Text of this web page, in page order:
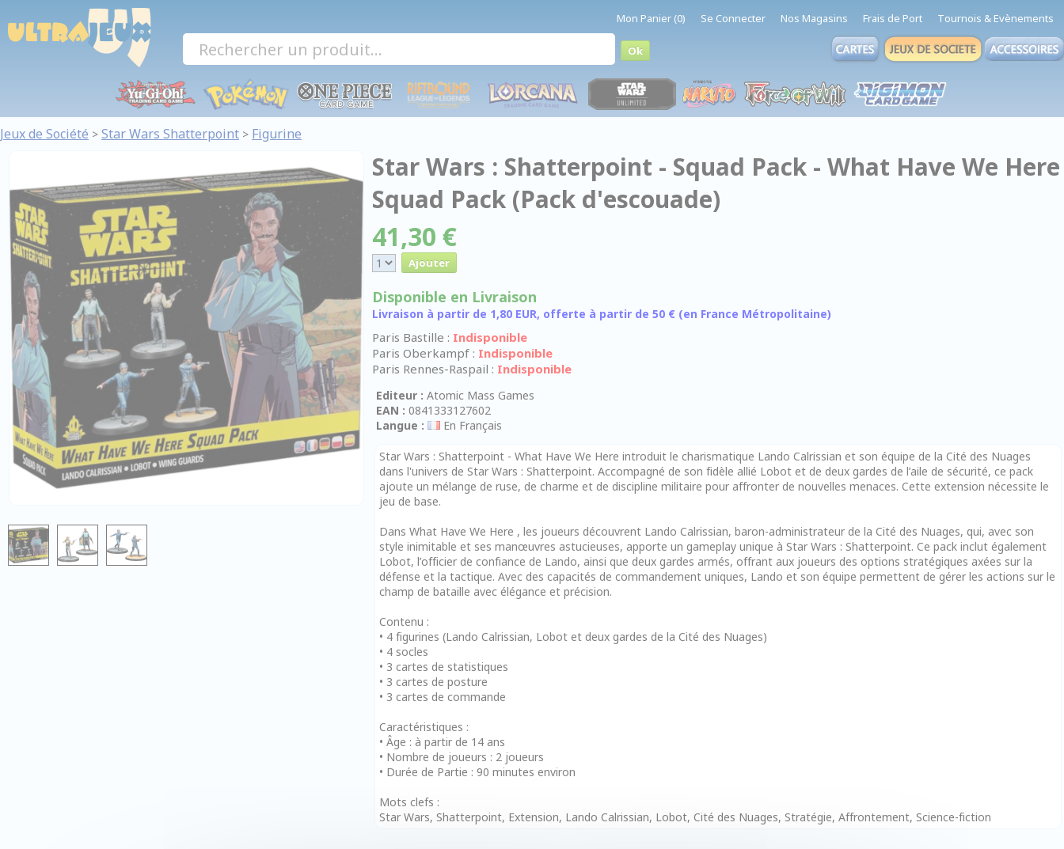
Mon Panier (0) Se Connecter Nos Magasins Frais de Port Tournois & Evènements
Jeux de Société > Star Wars Shatterpoint > Figurine
Star Wars : Shatterpoint - Squad Pack - What Have We Here
Squad Pack (Pack d'escouade)
41,30 €
Disponible en Livraison
Livraison à partir de 1,80 EUR, offerte à partir de 50 € (en France Métropolitaine)
Paris Bastille : Indisponible
Paris Oberkampf : Indisponible
Paris Rennes-Raspail : Indisponible
Editeur : Atomic Mass Games
EAN : 0841333127602
Langue :
En Français
Star Wars : Shatterpoint - What Have We Here introduit le charismatique Lando Calrissian et son équipe de la Cité des Nuages
dans l'univers de Star Wars : Shatterpoint. Accompagné de son fidèle allié Lobot et de deux gardes de l’aile de sécurité, ce pack
ajoute un mélange de ruse, de charme et de discipline militaire pour affronter de nouvelles menaces. Cette extension nécessite le
jeu de base.
Dans What Have We Here , les joueurs découvrent Lando Calrissian, baron-administrateur de la Cité des Nuages, qui, avec son
style inimitable et ses manœuvres astucieuses, apporte un gameplay unique à Star Wars : Shatterpoint. Ce pack inclut également
Lobot, l’officier de confiance de Lando, ainsi que deux gardes armés, offrant aux joueurs des options stratégiques axées sur la
défense et la tactique. Avec des capacités de commandement uniques, Lando et son équipe permettent de gérer les actions sur le
champ de bataille avec élégance et précision.
Contenu :
• 4 figurines (Lando Calrissian, Lobot et deux gardes de la Cité des Nuages)
• 4 socles
• 3 cartes de statistiques
• 3 cartes de posture
• 3 cartes de commande
Caractéristiques :
• Âge : à partir de 14 ans
• Nombre de joueurs : 2 joueurs
• Durée de Partie : 90 minutes environ
Mots clefs :
Star Wars, Shatterpoint, Extension, Lando Calrissian, Lobot, Cité des Nuages, Stratégie, Affrontement, Science-fiction
Panneau de gestion des cookies